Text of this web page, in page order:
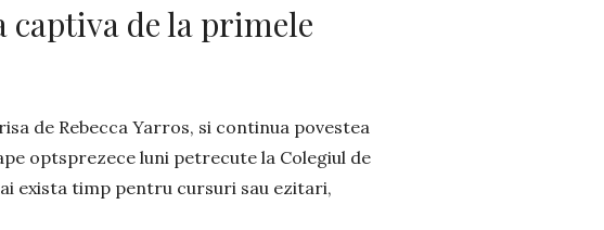
captiva de la primele
de Rebecca Yarros, si continua povestea
optsprezece luni petrecute la Colegiul de
exista timp pentru cursuri sau ezitari,